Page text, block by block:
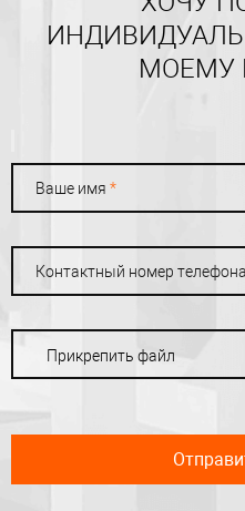
МОЕМУ
Ваше имя *
Контактный номер телефона
Прикрепить файл